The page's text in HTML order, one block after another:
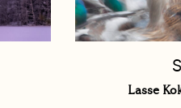
Lasse